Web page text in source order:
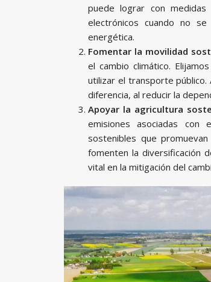
puede lograr con medidas
electrónicos cuando no
energética.
Fomentar la movilidad
el cambio climático.
utilizar el transporte público.
diferencia, al reducir la
Apoyar la agricultura
emisiones asociadas con
sostenibles que
fomenten la diversificación
vital en la mitigación del